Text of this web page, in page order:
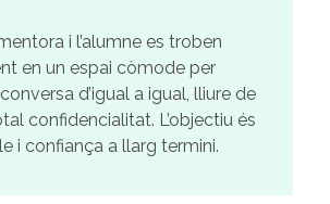
i l’alumne es troben
en un espai còmode per
d’igual a igual, lliure de
confidencialitat. L’objectiu és
i confiança a llarg termini.